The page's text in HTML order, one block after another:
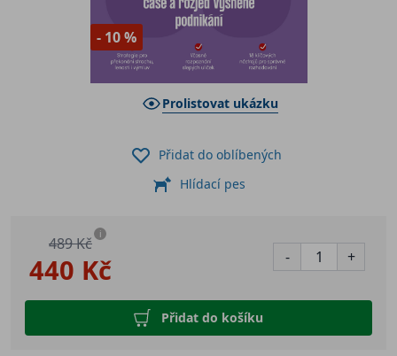
- 10 %
Prolistovat ukázku
440 Kč
489 Kč i
- +
Přidat do košíku
Přidat do oblíbených
Hlídací pes